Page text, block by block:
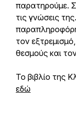
παρατηρούμε.
τις γνώσεις
τον
θεσμούς και
Το βιβλίο της
εδώ